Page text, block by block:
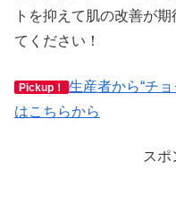
トを抑えて肌の改善が
てください！
Pickup！
生産者から“チ
はこちらから
スポ